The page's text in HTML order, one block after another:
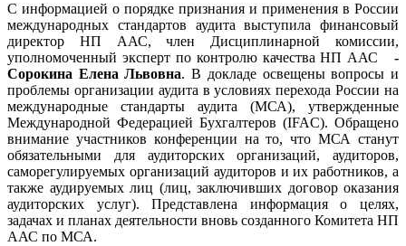
С информацией о порядке признания и применения в России
международных стандартов аудита выступила финансовый
директор НП ААС, член Дисциплинарной комиссии,
уполномоченный эксперт по контролю качества НП ААС -
Сорокина Елена Львовна. В докладе освещены вопросы и
проблемы организации аудита в условиях перехода России на
международные стандарты аудита (МСА), утвержденные
Международной Федерацией Бухгалтеров (IFAC). Обращено
внимание участников конференции на то, что МСА станут
обязательными для аудиторских организаций, аудиторов,
саморегулируемых организаций аудиторов и их работников, а
также аудируемых лиц (лиц, заключивших договор оказания
аудиторских услуг). Представлена информация о целях,
задачах и планах деятельности вновь созданного Комитета НП
ААС по МСА.